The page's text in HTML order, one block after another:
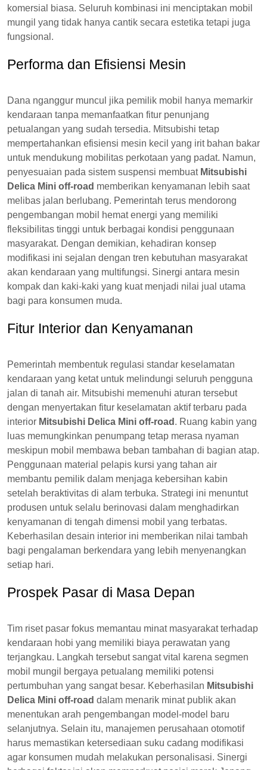
komersial biasa. Seluruh kombinasi ini menciptakan mobil
mungil yang tidak hanya cantik secara estetika tetapi juga
fungsional.
Performa dan Efisiensi Mesin
Dana nganggur muncul jika pemilik mobil hanya memarkir
kendaraan tanpa memanfaatkan fitur penunjang
petualangan yang sudah tersedia. Mitsubishi tetap
mempertahankan efisiensi mesin kecil yang irit bahan bakar
untuk mendukung mobilitas perkotaan yang padat. Namun,
penyesuaian pada sistem suspensi membuat Mitsubishi
Delica Mini off-road memberikan kenyamanan lebih saat
melibas jalan berlubang. Pemerintah terus mendorong
pengembangan mobil hemat energi yang memiliki
fleksibilitas tinggi untuk berbagai kondisi penggunaan
masyarakat. Dengan demikian, kehadiran konsep
modifikasi ini sejalan dengan tren kebutuhan masyarakat
akan kendaraan yang multifungsi. Sinergi antara mesin
kompak dan kaki-kaki yang kuat menjadi nilai jual utama
bagi para konsumen muda.
Fitur Interior dan Kenyamanan
Pemerintah membentuk regulasi standar keselamatan
kendaraan yang ketat untuk melindungi seluruh pengguna
jalan di tanah air. Mitsubishi memenuhi aturan tersebut
dengan menyertakan fitur keselamatan aktif terbaru pada
interior Mitsubishi Delica Mini off-road . Ruang kabin yang
luas memungkinkan penumpang tetap merasa nyaman
meskipun mobil membawa beban tambahan di bagian atap.
Penggunaan material pelapis kursi yang tahan air
membantu pemilik dalam menjaga kebersihan kabin
setelah beraktivitas di alam terbuka. Strategi ini menuntut
produsen untuk selalu berinovasi dalam menghadirkan
kenyamanan di tengah dimensi mobil yang terbatas.
Keberhasilan desain interior ini memberikan nilai tambah
bagi pengalaman berkendara yang lebih menyenangkan
setiap hari.
Prospek Pasar di Masa Depan
Tim riset pasar fokus memantau minat masyarakat terhadap
kendaraan hobi yang memiliki biaya perawatan yang
terjangkau. Langkah tersebut sangat vital karena segmen
mobil mungil bergaya petualang memiliki potensi
pertumbuhan yang sangat besar. Keberhasilan Mitsubishi
Delica Mini off-road dalam menarik minat publik akan
menentukan arah pengembangan model-model baru
selanjutnya. Selain itu, manajemen perusahaan otomotif
harus memastikan ketersediaan suku cadang modifikasi
agar konsumen mudah melakukan personalisasi. Sinergi